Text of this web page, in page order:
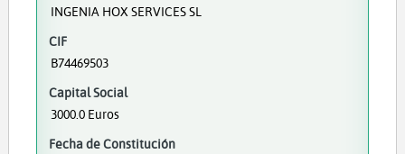
INGENIA HOX SERVICES SL
CIF
B74469503
Capital Social
3000.0 Euros
Fecha de Constitución